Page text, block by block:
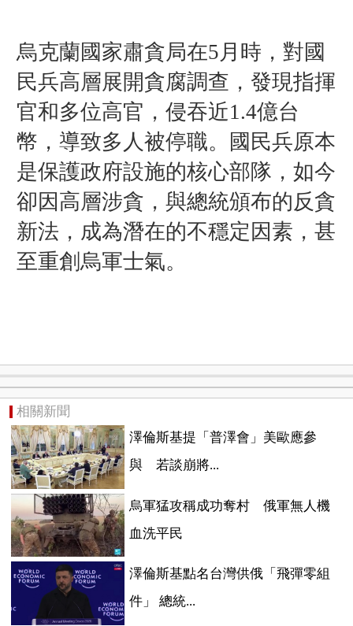
烏克蘭國家肅貪局在5月時 ， 對國
民兵高層展開貪腐調查，發現指揮
官和多位高官， 侵吞近1.4億台
幣，導致多人被停職。
國民兵原本
是保護政府設施的核心部隊， 如今
卻因高層涉貪， 與總統頒布的反貪
新法， 成為潛在的不穩定因素， 甚
至重創烏軍士氣。
相關新聞
澤倫斯基提「普澤會」美歐應參
與 若談崩將...
烏軍猛攻稱成功奪村 俄軍無人機
血洗平民
澤倫斯基點名台灣供俄「飛彈零組
件」 總統...